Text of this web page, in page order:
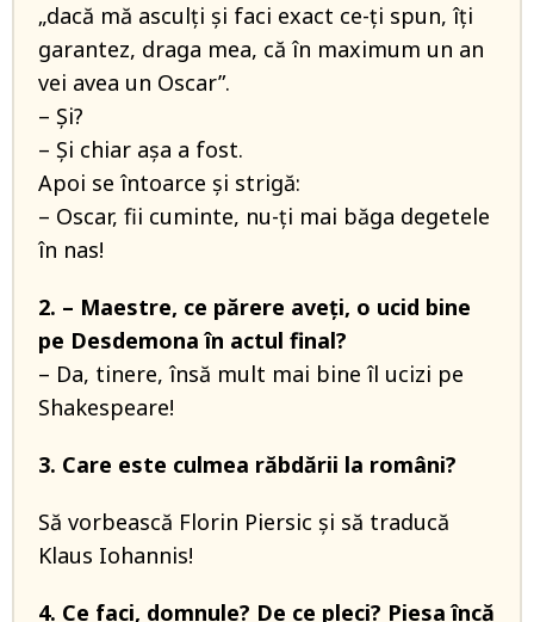
„dacă mă asculţi şi faci exact ce-ţi spun, îţi
garantez, draga mea, că în maximum un an
vei avea un Oscar”.
– Şi?
– Şi chiar aşa a fost.
Apoi se întoarce şi strigă:
– Oscar, fii cuminte, nu-ţi mai băga degetele
în nas!
2. – Maestre, ce părere aveţi, o ucid bine
pe Desdemona în actul final?
– Da, tinere, însă mult mai bine îl ucizi pe
Shakespeare!
3. Care este culmea răbdării la români?
Să vorbească Florin Piersic şi să traducă
Klaus Iohannis!
4. Ce faci, domnule? De ce pleci? Piesa încă